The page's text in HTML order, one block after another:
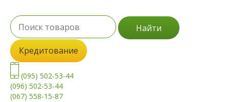
Найти
Кредитование
(095) 502-53-44
(096) 502-53-44
(067) 558-15-87